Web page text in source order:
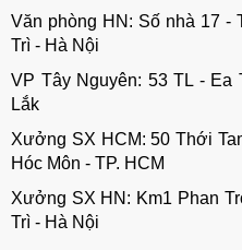
Văn phòng HN: Số nhà 17 -
Trì - Hà Nội
VP Tây Nguyên: 53 TL - Ea
Lắk
Xưởng SX HCM: 50 Thới
Hóc Môn - TP. HCM
Xưởng SX HN: Km1 Phan
Trì - Hà Nội